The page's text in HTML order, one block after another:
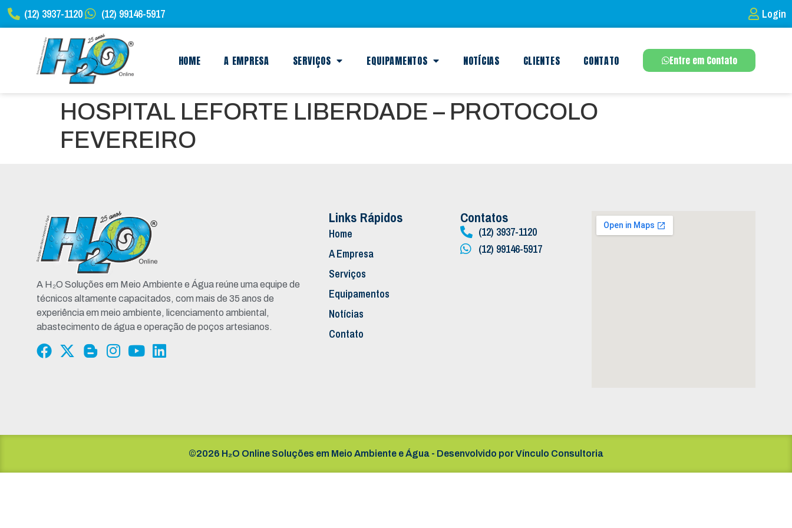
(12) 3937-1120 (12) 99146-5917 Login
HOME A EMPRESA SERVIÇOS EQUIPAMENTOS NOTÍCIAS CLIENTES CONTATO Entre em Contato
HOSPITAL LEFORTE LIBERDADE – PROTOCOLO
FEVEREIRO
A H₂O Soluções em Meio Ambiente e Água reúne uma equipe de
técnicos altamente capacitados, com mais de 35 anos de
experiência em meio ambiente, licenciamento ambiental,
abastecimento de água e operação de poços artesianos.
Links Rápidos
Home
A Empresa
Serviços
Equipamentos
Notícias
Contato
Contatos
(12) 3937-1120
(12) 99146-5917
©2026 H₂O Online Soluções em Meio Ambiente e Água - Desenvolvido porVínculo Consultoria